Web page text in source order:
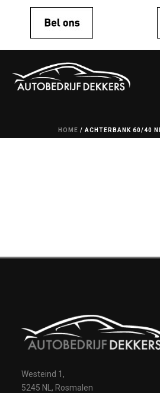
HOME / ACHTERBANK 60/40
Westeind 1,
5245 NL, Rosmalen